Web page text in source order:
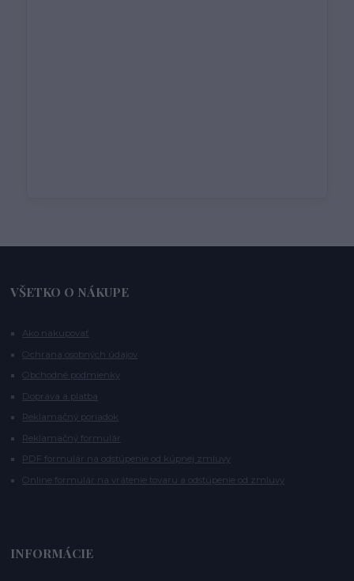
VŠETKO O NÁKUPE
Ako nakupovať
Ochrana osobných údajov
Obchodné podmienky
Doprava a platba
Reklamačný poriadok
Reklamačný formulár
PDF formulár na odstúpenie od kúpnej zmluvy
Online formulár na vrátenie tovaru a odstúpenie od zmluvy
INFORMÁCIE